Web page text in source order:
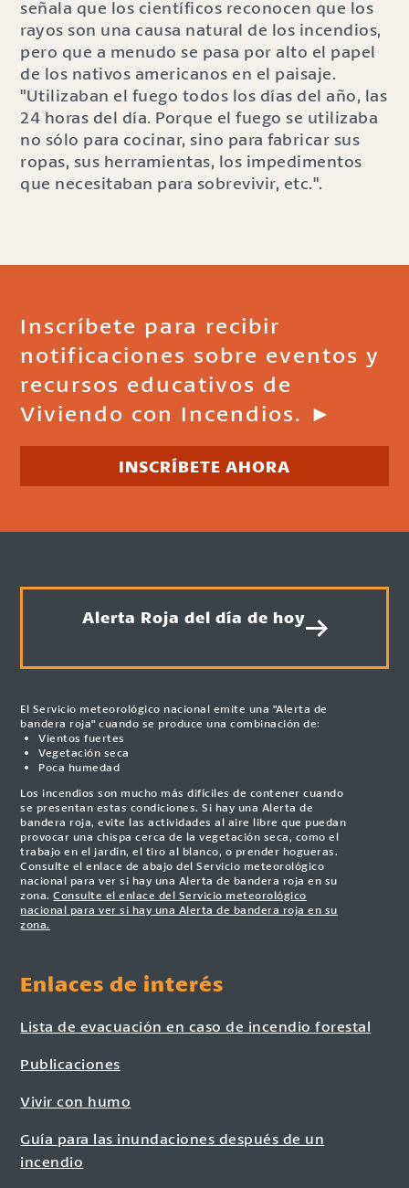
señala que los científicos reconocen que los
rayos son una causa natural de los incendios,
pero que a menudo se pasa por alto el papel
de los nativos americanos en el paisaje.
"Utilizaban el fuego todos los días del año, las
24 horas del día. Porque el fuego se utilizaba
no sólo para cocinar, sino para fabricar sus
ropas, sus herramientas, los impedimentos
que necesitaban para sobrevivir, etc.".
Inscríbete para recibir
notificaciones sobre eventos y
recursos educativos de
Viviendo con Incendios. ►
INSCRÍBETE AHORA
Alerta Roja del día de hoy
El Servicio meteorológico nacional emite una "Alerta de
bandera roja" cuando se produce una combinación de:
Vientos fuertes
Vegetación seca
Poca humedad
Los incendios son mucho más difíciles de contener cuando
se presentan estas condiciones. Si hay una Alerta de
bandera roja, evite las actividades al aire libre que puedan
provocar una chispa cerca de la vegetación seca, como el
trabajo en el jardín, el tiro al blanco, o prender hogueras.
Consulte el enlace de abajo del Servicio meteorológico
nacional para ver si hay una Alerta de bandera roja en su
zona.Consulte el enlace del Servicio meteorológico
nacional para ver si hay una Alerta de bandera roja en su
zona.
Enlaces de interés
Lista de evacuación en caso de incendio forestal
Publicaciones
Vivir con humo
Guía para las inundaciones después de un
incendio